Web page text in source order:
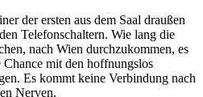
der ersten aus dem Saal draußen
Telefonschaltern. Wie lang die
nach Wien durchzukommen, es
mit den hoffnungslos
Es kommt keine Verbindung nach
Nerven.